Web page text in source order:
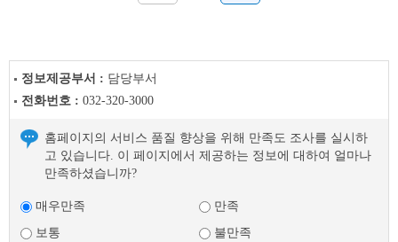
정보제공부서 : 담당부서
전화번호 : 032-320-3000
홈페이지의 서비스 품질 향상을 위해 만족도 조사를 실시하
고 있습니다. 이 페이지에서 제공하는 정보에 대하여 얼마나
만족하셨습니까?
매우만족
만족
보통
불만족